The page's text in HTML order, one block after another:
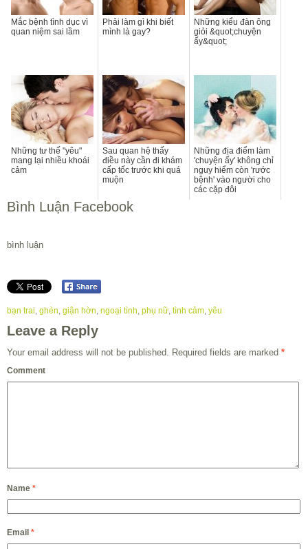
Mắc bệnh tình dục vì
quan niệm sai lầm
Phải làm gì khi biết
mình là gay?
Những kiểu đàn ông
giỏi &quot;chuyện
ấy&quot;
Những tư thế "yêu"
mang lại nhiều khoái
cảm
Sau quan hệ thấy
điều này cần đi khám
cấp tốc trước khi quá
muộn
Những địa điểm làm
'chuyện ấy' không chỉ
nguy hiểm còn 'rước
bệnh' vào người cho
các cặp đôi
Bình Luận Facebook
bình luận
bạn trai ghèn giận hờn ngoại tình phụ nữ tình cảm yêu
Leave a Reply
Your email address will not be published. Required fields are marked *
Comment
Name *
Email *